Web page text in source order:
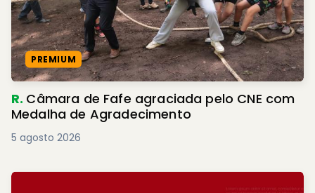
PREMIUM
R. Câmara de Fafe agraciada pelo CNE com
Medalha de Agradecimento
5 agosto 2026